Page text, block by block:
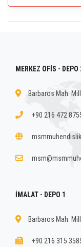
MERKEZ OFİS - DEPO
Barbaros Mah.
+90 216 472
İMALAT - DEPO 1
Barbaros Mah.
+90 216 315